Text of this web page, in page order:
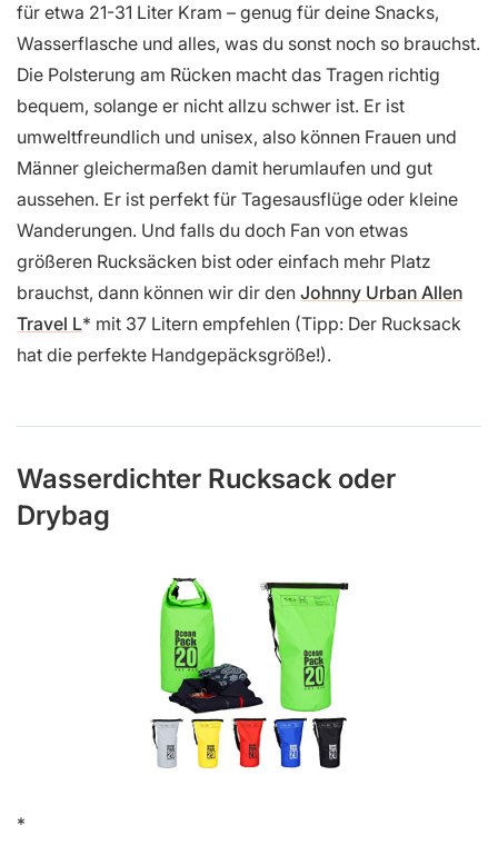
für etwa 21-31 Liter Kram – genug für deine Snacks,
Wasserflasche und alles, was du sonst noch so brauchst.
Die Polsterung am Rücken macht das Tragen richtig
bequem, solange er nicht allzu schwer ist. Er ist
umweltfreundlich und unisex, also können Frauen und
Männer gleichermaßen damit herumlaufen und gut
aussehen. Er ist perfekt für Tagesausflüge oder kleine
Wanderungen. Und falls du doch Fan von etwas
größeren Rucksäcken bist oder einfach mehr Platz
brauchst, dann können wir dir den Johnny Urban Allen
Travel L
mit 37 Litern empfehlen (Tipp: Der Rucksack
hat die perfekte Handgepäcksgröße!).
Wasserdichter Rucksack oder
Drybag